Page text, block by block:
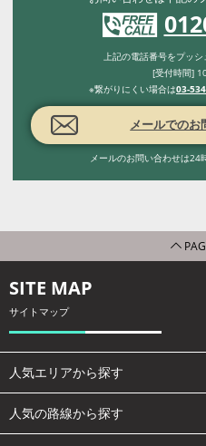
上記の電話番号をプッシ
[受付時間]
※繋がりにくい場合は03-
メールでのお
メールのお問い合わせは24
SITE MAP
サイトマップ
人気エリアから探す
人気の路線から探す